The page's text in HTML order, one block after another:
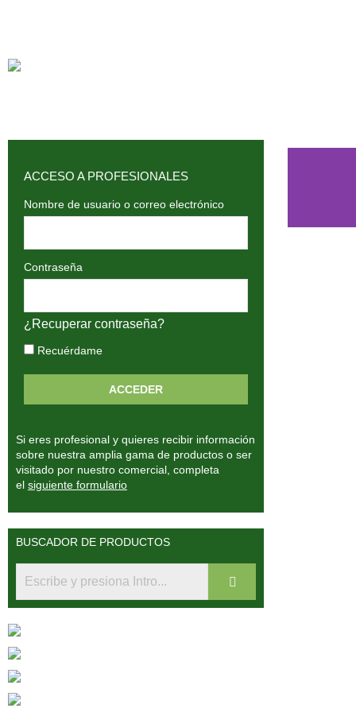
ACCESO A PROFESIONALES
Nombre de usuario o correo electrónico
Contraseña
¿Recuperar contraseña?
Recuérdame
Si eres profesional y quieres recibir información
sobre nuestra amplia gama de productos o ser
visitado por nuestro comercial, completa
el siguiente formulario
BUSCADOR DE PRODUCTOS